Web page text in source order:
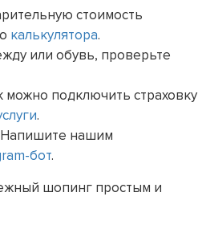
стоимость
калькулятора.
или обувь, проверьте
подключить страховку
.
Напишите нашим
бот.
шопинг простым и